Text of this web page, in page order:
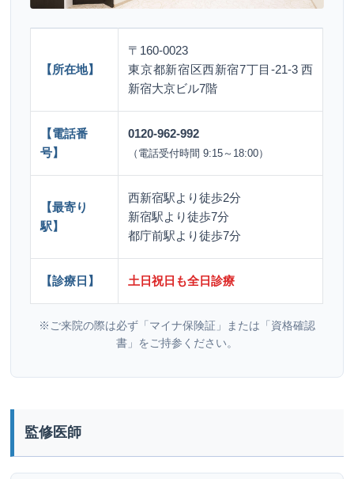
【所在地】
〒160-0023
東京都新宿区西新宿7丁目-21-3 西
新宿大京ビル7階
【電話番
号】
0120-962-992
（電話受付時間 9:15～18:00）
【最寄り
駅】
西新宿駅より徒歩2分
新宿駅より徒歩7分
都庁前駅より徒歩7分
【診療日】 土日祝日も全日診療
※ご来院の際は必ず「マイナ保険証」または「資格確認
書」をご持参ください。
監修医師